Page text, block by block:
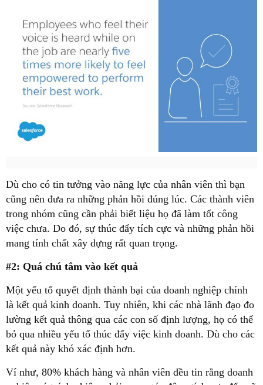
Dù cho có tin tưởng vào năng lực của nhân viên thì bạn
cũng nên đưa ra những phản hồi đúng lúc. Các thành viên
trong nhóm cũng cần phải biết liệu họ đã làm tốt công
việc chưa. Do đó, sự thúc đẩy tích cực và những phản hồi
mang tính chất xây dựng rất quan trọng.
#2: Quá chú tâm vào kết quả
Một yếu tố quyết định thành bại của doanh nghiệp chính
là kết quả kinh doanh. Tuy nhiên, khi các nhà lãnh đạo đo
lường kết quả thông qua các con số định lượng, họ có thể
bỏ qua nhiều yếu tố thúc đẩy việc kinh doanh. Dù cho các
kết quả này khó xác định hơn.
Ví như, 80% khách hàng và nhân viên đều tin rằng doanh